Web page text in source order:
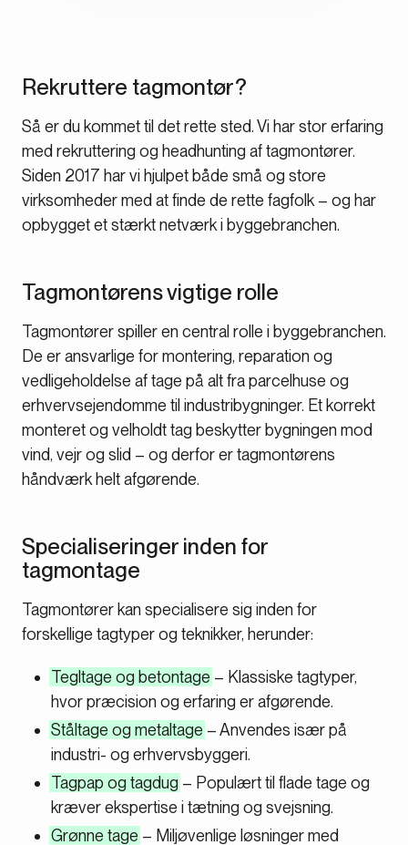
Rekruttere tagmontør?
Så er du kommet til det rette sted. Vi har stor erfaring
med rekruttering og headhunting af tagmontører.
Siden 2017 har vi hjulpet både små og store
virksomheder med at finde de rette fagfolk – og har
opbygget et stærkt netværk i byggebranchen.
Tagmontørens vigtige rolle
Tagmontører spiller en central rolle i byggebranchen.
De er ansvarlige for montering, reparation og
vedligeholdelse af tage på alt fra parcelhuse og
erhvervsejendomme til industribygninger. Et korrekt
monteret og velholdt tag beskytter bygningen mod
vind, vejr og slid – og derfor er tagmontørens
håndværk helt afgørende.
Specialiseringer inden for
tagmontage
Tagmontører kan specialisere sig inden for
forskellige tagtyper og teknikker, herunder:
Tegltage og betontage – Klassiske tagtyper,
hvor præcision og erfaring er afgørende.
Ståltage og metaltage – Anvendes især på
industri- og erhvervsbyggeri.
Tagpap og tagdug – Populært til flade tage og
kræver ekspertise i tætning og svejsning.
Grønne tage – Miljøvenlige løsninger med